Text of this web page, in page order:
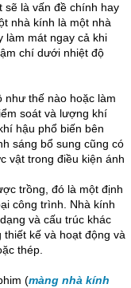
sẽ là vấn đề chính hay
nhà kính là một nhà
làm mát ngay cả khi
chí dưới nhiệt độ
như thế nào hoặc làm
soát và lượng khí
hậu phổ biến bên
sáng bổ sung cũng có
vật trong điều kiện ánh
trồng, đó là một định
công trình. Nhà kính
và cấu trúc khác
kế và hoạt động và
thép.
(màng nhà kính